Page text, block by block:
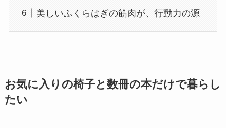
美しいふくらはぎの筋肉が、行動力の源
お気に入りの椅子と数冊の本だけで暮らし
たい